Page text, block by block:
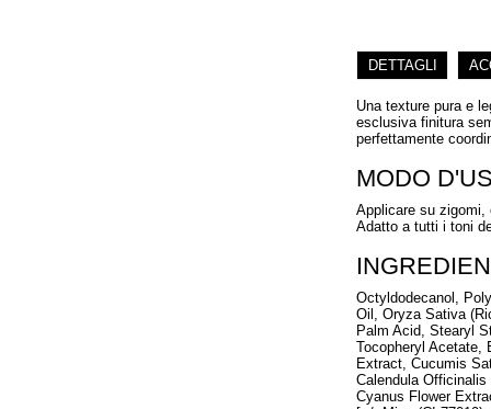
DETTAGLI
Una texture pura e
esclusiva finitura
perfettamente
MODO
Applicare su zigomi,
Adatto a tutti i toni
Octyldodecanol,
Oil, Oryza Sativa
Palm Acid, Stearyl
Tocopheryl Acetate,
Extract, Cucumis
Calendula
Cyanus Flower